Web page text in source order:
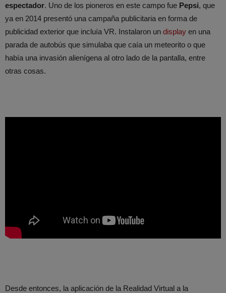
espectador. Uno de los pioneros en este campo fue Pepsi, que
ya en 2014 presentó una campaña publicitaria en forma de
publicidad exterior que incluía VR. Instalaron un display en una
parada de autobús que simulaba que caía un meteorito o que
había una invasión alienígena al otro lado de la pantalla, entre
otras cosas.
Desde entonces, la aplicación de la Realidad Virtual a la